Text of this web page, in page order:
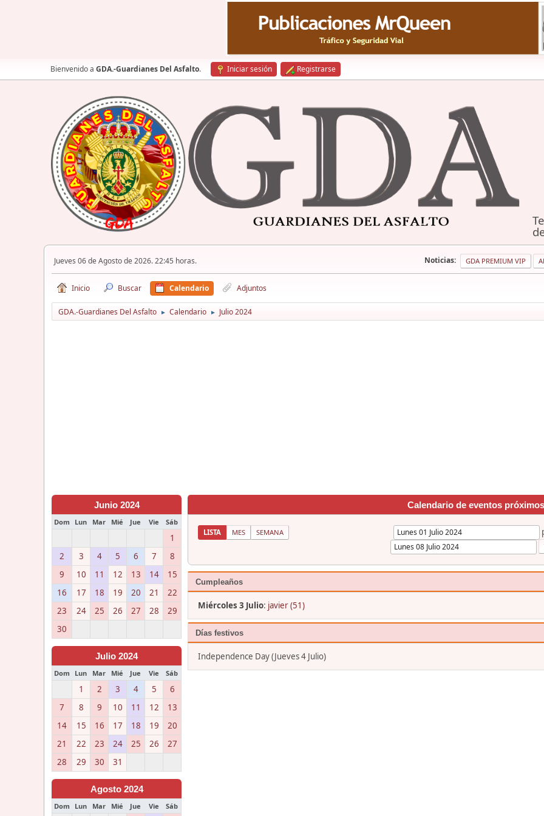
Bienvenido a GDA.-Guardianes Del Asfalto. Iniciar sesión Registrarse
Jueves 06 de Agosto de 2026. 22:45 horas. Noticias: GDA PREMIUM VIP
Inicio Buscar Calendario Adjuntos
GDA.-Guardianes Del Asfalto ► Calendario ► Julio 2024
Junio 2024
Dom Lun Mar Mié Jue Vie Sáb
1
2
3 4 5 6 7
8
9
10 11 12 13 14
15
16
17 18 19 20 21
22
23
24 25 26 27 28
29
30
Julio 2024
Dom Lun Mar Mié Jue Vie Sáb
1 2 3 4 5
6
7
8 9 10 11 12
13
14
15 16 17 18 19
20
21
22 23 24 25 26
27
28
29 30 31
Agosto 2024
Dom Lun Mar Mié Jue Vie Sáb
Calendario de eventos próximos
LISTA MES SEMANA
Cumpleaños
Miércoles 3 Julio: javier (51)
Días festivos
Independence Day (Jueves 4 Julio)